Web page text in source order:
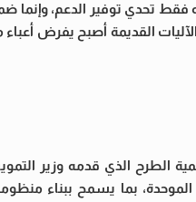
فقط تحدي توفير الدعم، وإنما
القديمة أصبح يفرض
الذي قدمه وزير
الموحدة، بما يسمح ببناء